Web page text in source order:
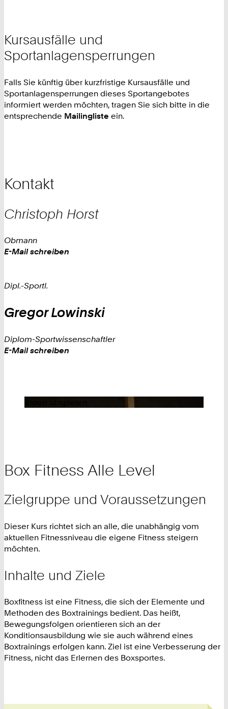
Kursausfälle und
Sportanlagensperrungen
Falls Sie künftig über kurzfristige Kursausfälle und
Sportanlagensperrungen dieses Sportangebotes
informiert werden möchten, tragen Sie sich bitte in die
entsprechende Mailingliste ein.
Kontakt
Christoph Horst
Obmann
Work
E-Mail schreiben
Dipl.-Sportl.
Gregor Lowinski
Diplom-Sportwissenschaftler
Work
E-Mail schreiben
Box Fitness Alle Level
Zielgruppe und Voraussetzungen
Dieser Kurs richtet sich an alle, die unabhängig vom
aktuellen Fitnessniveau die eigene Fitness steigern
möchten.
Inhalte und Ziele
Boxfitness ist eine Fitness, die sich der Elemente und
Methoden des Boxtrainings bedient. Das heißt,
Bewegungsfolgen orientieren sich an der
Konditionsausbildung wie sie auch während eines
Boxtrainings erfolgen kann. Ziel ist eine Verbesserung der
Fitness, nicht das Erlernen des Boxsportes.